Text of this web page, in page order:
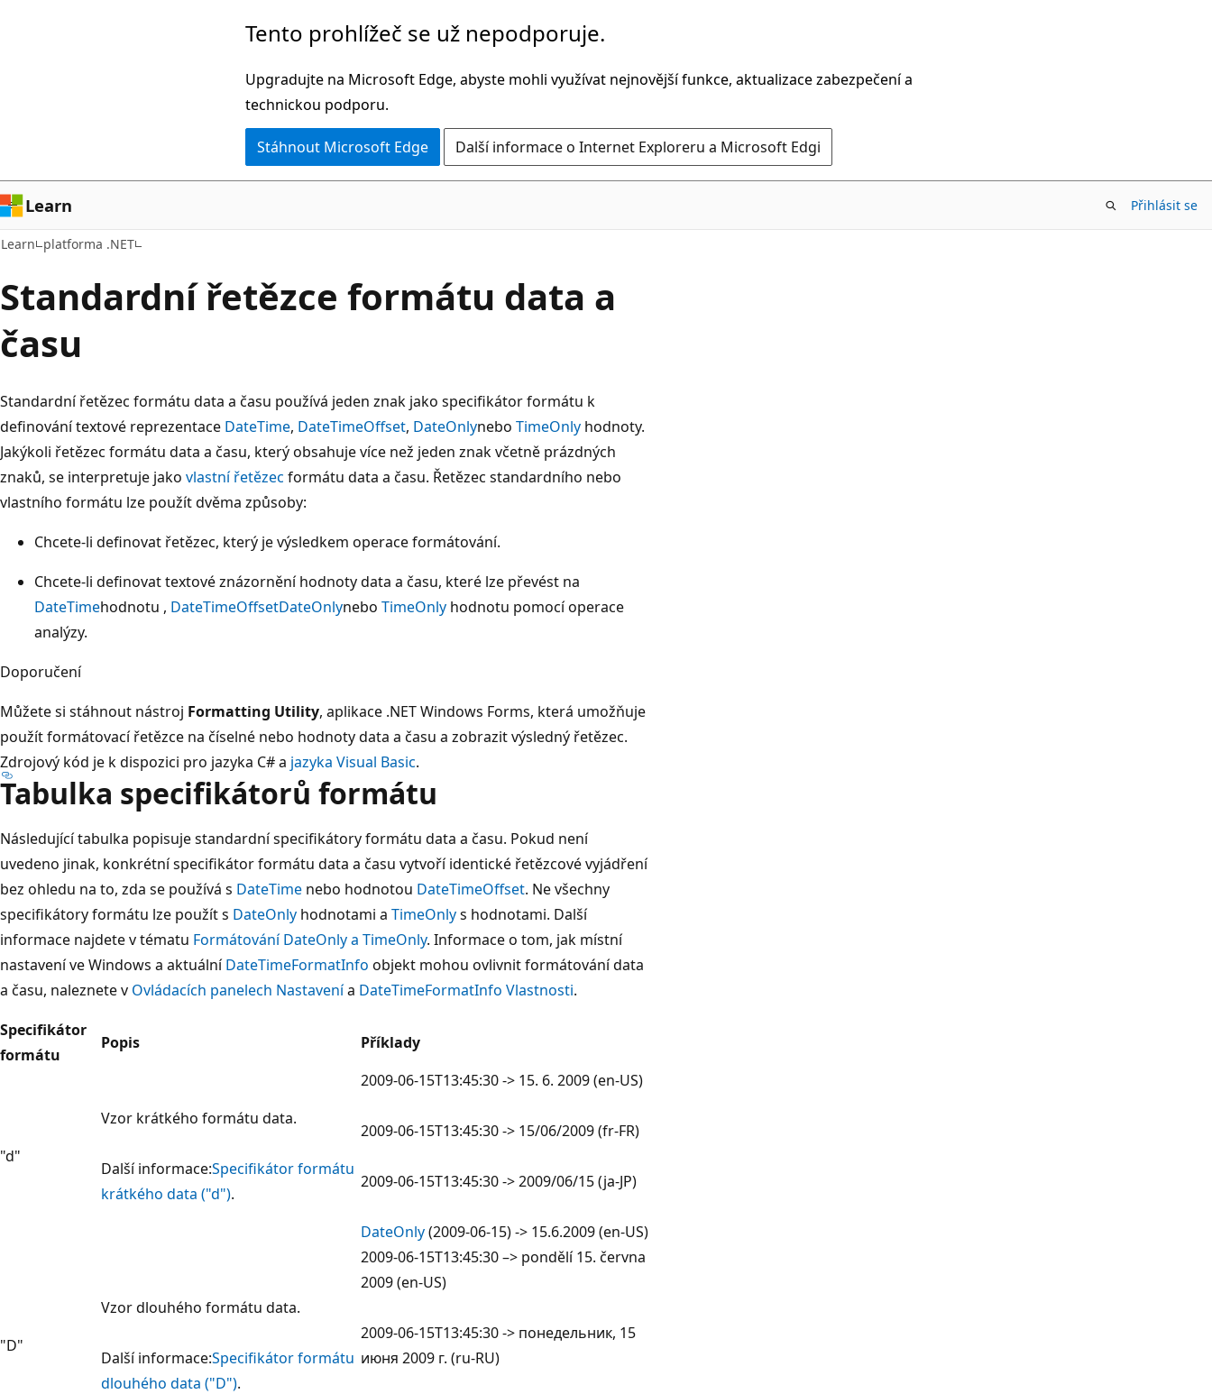
Tento prohlížeč se už nepodporuje.
Upgradujte na Microsoft Edge, abyste mohli využívat nejnovější funkce, aktualizace zabezpečení a
technickou podporu.
Stáhnout Microsoft Edge Další informace o Internet Exploreru a Microsoft Edgi
Learn Přihlásit se
Learn platforma .NET
Standardní řetězce formátu data a
času
Standardní řetězec formátu data a času používá jeden znak jako specifikátor formátu k
definování textové reprezentace DateTime, DateTimeOffset, DateOnlynebo TimeOnly hodnoty.
Jakýkoli řetězec formátu data a času, který obsahuje více než jeden znak včetně prázdných
znaků, se interpretuje jako vlastní řetězec formátu data a času. Řetězec standardního nebo
vlastního formátu lze použít dvěma způsoby:
Chcete-li definovat řetězec, který je výsledkem operace formátování.
Chcete-li definovat textové znázornění hodnoty data a času, které lze převést na
DateTimehodnotu , DateTimeOffsetDateOnlynebo TimeOnly hodnotu pomocí operace
analýzy.
Doporučení
Můžete si stáhnout nástroj Formatting Utility, aplikace .NET Windows Forms, která umožňuje
použít formátovací řetězce na číselné nebo hodnoty data a času a zobrazit výsledný řetězec.
Zdrojový kód je k dispozici pro jazyka C# a jazyka Visual Basic.
Tabulka specifikátorů formátu
Následující tabulka popisuje standardní specifikátory formátu data a času. Pokud není
uvedeno jinak, konkrétní specifikátor formátu data a času vytvoří identické řetězcové vyjádření
bez ohledu na to, zda se používá s DateTime nebo hodnotou DateTimeOffset. Ne všechny
specifikátory formátu lze použít s DateOnly hodnotami a TimeOnlys hodnotami. Další
informace najdete v tématu Formátování DateOnly a TimeOnly. Informace o tom, jak místní
nastavení ve Windows a aktuálníDateTimeFormatInfo objekt mohou ovlivnit formátování data
a času, naleznete v Ovládacích panelech Nastavenía DateTimeFormatInfo Vlastnosti.
Specifikátor
formátu
Popis Příklady
"d"
Vzor krátkého formátu data.
Další informace:Specifikátor formátu
krátkého data ("d").
2009-06-15T13:45:30 -> 15. 6. 2009 (en-US)
2009-06-15T13:45:30 -> 15/06/2009 (fr-FR)
2009-06-15T13:45:30 -> 2009/06/15 (ja-JP)
DateOnly(2009-06-15) -> 15.6.2009 (en-US)
"D"
Vzor dlouhého formátu data.
Další informace:Specifikátor formátu
dlouhého data ("D").
2009-06-15T13:45:30 –> pondělí 15. června
2009 (en-US)
2009-06-15T13:45:30 -> понедельник, 15
июня 2009 г. (ru-RU)